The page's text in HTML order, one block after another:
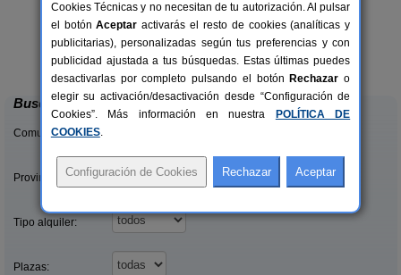
15 pers.
desde30 €
Casa Rural Haitzetxea
Azpilkueta (Navarra)
Buscar
Comunidades:
Provincias/Islas:
Tipo alquiler:
Plazas:
Cookies Técnicas y no necesitan de tu autorización. Al pulsar
el botónAceptar activarás el resto de cookies (analíticas y
publicitarias), personalizadas según tus preferencias y con
publicidad ajustada a tus búsquedas. Estas últimas puedes
desactivarlas por completo pulsando el botón Rechazar o
elegir su activación/desactivación desde “Configuración de
Cookies”. Más información en nuestra
POLÍTICA DE
COOKIES.